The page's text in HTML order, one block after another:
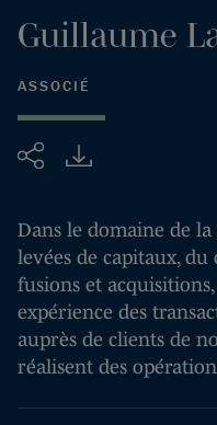
Partager
Guillaume
ASSOCIÉ
Dans le domaine de
levées de capitaux, du
fusions et
expérience des
auprès de clients de
réalisent des